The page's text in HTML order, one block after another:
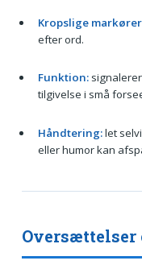
Kropslige
efter ord.
Funktion:signalerer
tilgivelse i små
Håndtering:let
eller humor kan